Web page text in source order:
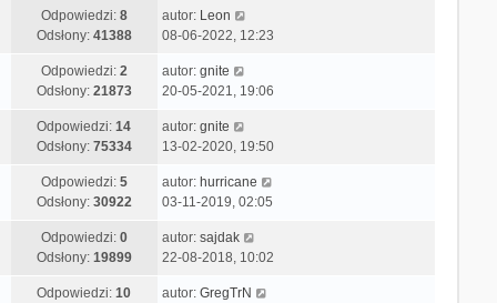
Odpowiedzi: 8
Odsłony: 41388
autor: Leon
08-06-2022, 12:23
Odpowiedzi: 2
Odsłony: 21873
autor: gnite
20-05-2021, 19:06
Odpowiedzi:14
Odsłony: 75334
autor: gnite
13-02-2020, 19:50
Odpowiedzi: 5
Odsłony: 30922
autor: hurricane
03-11-2019, 02:05
Odpowiedzi: 0
Odsłony: 19899
autor: sajdak
22-08-2018, 10:02
Odpowiedzi:10
autor: GregTrN